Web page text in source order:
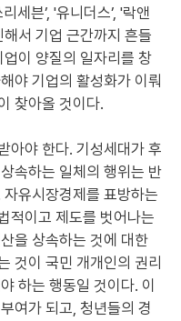
세븐’, '유니더스’, '락앤
서 기업 근간까지 흔들
이 양질의 일자리를 창
야 기업의 활성화가 이뤄
찾아올 것이다.
아야 한다. 기성세대가 후
속하는 일체의 행위는 반
유시장경제를 표방하는
적이고 제도를 벗어나는
을 상속하는 것에 대한
것이 국민 개개인의 권리
하는 행동일 것이다. 이
여가 되고, 청년들의 경